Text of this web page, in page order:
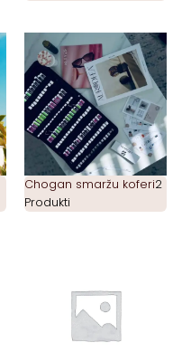
Chogan smaržu koferi2
Produkti